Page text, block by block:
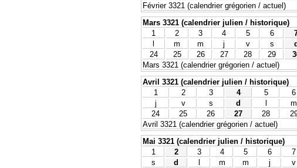
Février 3321 (calendrier grégorien / actuel)
Mars 3321 (calendrier julien / historique)
1
2 3 4 5 6
m m j v s d
24
25 26 27 28 29
Mars 3321 (calendrier grégorien / actuel)
Avril 3321 (calendrier julien / historique)
1
2 3 4 5 6
j
v s d m
24
25 26 27 28
Avril 3321 (calendrier grégorien / actuel)
Mai 3321 (calendrier julien / historique)
1
2 3 4 5 6 7
s
d m m j v